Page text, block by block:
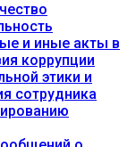
и иные акты в
коррупции
этики и
сотрудника